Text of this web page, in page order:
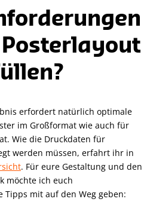
erfordert natürlich optimale
im Großformat wie auch für
Wie die Druckdaten für
werden müssen, erfahrt ihr in
. Für eure Gestaltung und den
möchte ich euch
Tipps mit auf den Weg geben: